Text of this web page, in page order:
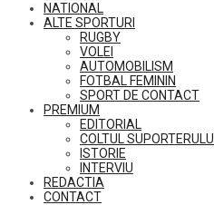
NATIONAL
ALTE SPORTURI
RUGBY
VOLEI
AUTOMOBILISM
FOTBAL FEMININ
SPORT DE CONTACT
PREMIUM
EDITORIAL
COLTUL SUPORTERULUI
ISTORIE
INTERVIU
REDACTIA
CONTACT